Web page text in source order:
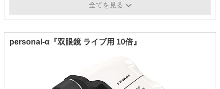
全てを見る
personal-α『双眼鏡 ライブ用 10倍』